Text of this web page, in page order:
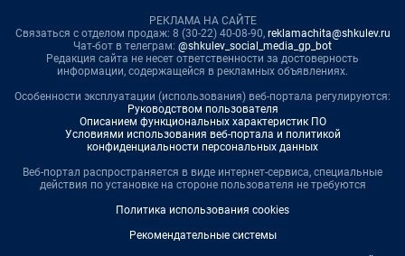
РЕКЛАМА НА САЙТЕ
Связаться с отделом продаж: 8 (30-22) 40-08-90, reklamachita@shkulev.ru
Чат-бот в телеграм: @shkulev_social_media_gp_bot
Редакция сайта не несет ответственности за достоверность
информации, содержащейся в рекламных объявлениях.
Особенности эксплуатации (использования) веб-портала регулируются:
Руководством пользователя
Описанием функциональных характеристик ПО
Условиями использования веб-портала и политикой
конфиденциальности персональных данных
Веб-портал распространяется в виде интернет-сервиса, специальные
действия по установке на стороне пользователя не требуются
Политика использования cookies
Рекомендательные системы